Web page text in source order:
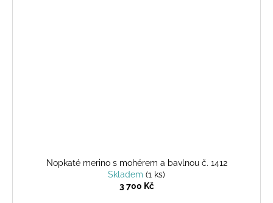
Nopkaté merino s mohérem a bavlnou č. 1412
Skladem (1 ks)
3 700 Kč